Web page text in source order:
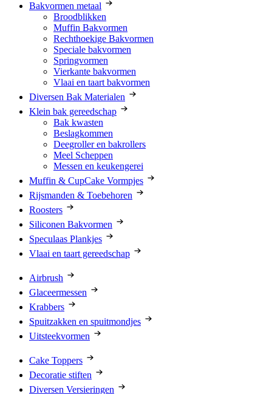
Bakvormen metaal
Broodblikken
Muffin Bakvormen
Rechthoekige Bakvormen
Speciale bakvormen
Springvormen
Vierkante bakvormen
Vlaai en taart bakvormen
Diversen Bak Materialen
Klein bak gereedschap
Bak kwasten
Beslagkommen
Deegroller en bakrollers
Meel Scheppen
Messen en keukengerei
Muffin & CupCake Vormpjes
Rijsmanden & Toebehoren
Roosters
Siliconen Bakvormen
Speculaas Plankjes
Vlaai en taart gereedschap
Airbrush
Glaceermessen
Krabbers
Spuitzakken en spuitmondjes
Uitsteekvormen
Cake Toppers
Decoratie stiften
Diversen Versieringen